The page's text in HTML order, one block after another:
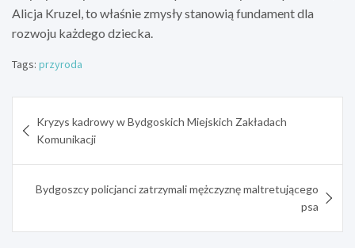
Alicja Kruzel, to właśnie zmysły stanowią fundament dla
rozwoju każdego dziecka.
Tags: przyroda
wpisu
Kryzys kadrowy w Bydgoskich Miejskich Zakładach
Komunikacji
Bydgoszcy policjanci zatrzymali mężczyznę maltretującego
psa